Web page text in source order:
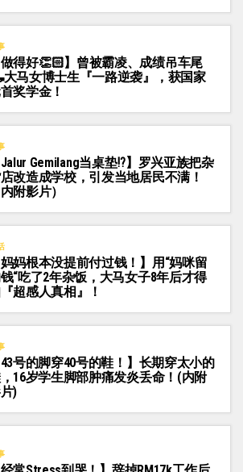
做得好👏🏻】曾被霸凌、成绩吊车尾
马女博士生『一路逆袭』，获国家
奖学金！
Jalur Gemilang当桌垫⁉️】罗兴亚族把杂
改造成学校，引发当地居民不满！
内附影片）
妈妈根本没提前付过钱！】用“妈咪留
“吃了2年杂饭，大马女子8年后才得
超感人真相』！
43号的脚穿40号的鞋！】长期穿太小的
16岁学生脚部肿痛发炎丢命！(内附
)